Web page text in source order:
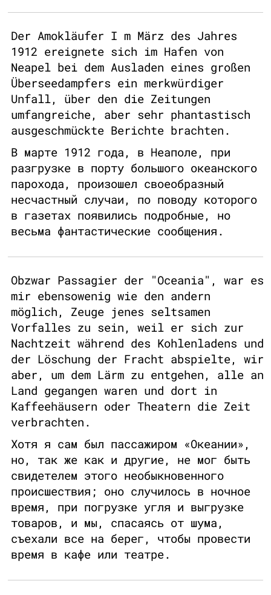
Der Amokläufer I m März des Jahres
1912 ereignete sich im Hafen von
Neapel bei dem Ausladen eines großen
Überseedampfers ein merkwürdiger
Unfall, über den die Zeitungen
umfangreiche, aber sehr phantastisch
ausgeschmückte Berichte brachten.
В марте 1912 года, в Неаполе, при
разгрузке в порту большого океанского
парохода, произошел своеобразный
несчастный случаи, по поводу которого
в газетах появились подробные, но
весьма фантастические сообщения.
Obzwar Passagier der "Oceania", war es
mir ebensowenig wie den andern
möglich, Zeuge jenes seltsamen
Vorfalles zu sein, weil er sich zur
Nachtzeit während des Kohlenladens und
der Löschung der Fracht abspielte, wir
aber, um dem Lärm zu entgehen, alle an
Land gegangen waren und dort in
Kaffeehäusern oder Theatern die Zeit
verbrachten.
Хотя я сам был пассажиром «Океании»,
но, так же как и другие, не мог быть
свидетелем этого необыкновенного
происшествия; оно случилось в ночное
время, при погрузке угля и выгрузке
товаров, и мы, спасаясь от шума,
съехали все на берег, чтобы провести
время в кафе или театре.